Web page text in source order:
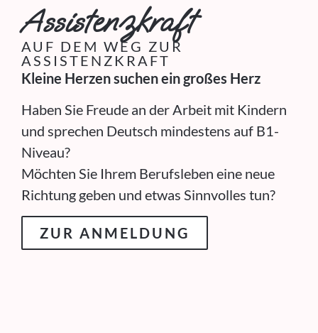
Assistenzkraft
AUF DEM WEG ZUR
ASSISTENZKRAFT
Kleine Herzen suchen ein großes Herz
Haben Sie Freude an der Arbeit mit Kindern
und sprechen Deutsch mindestens auf B1-
Niveau?
Möchten Sie Ihrem Berufsleben eine neue
Richtung geben und etwas Sinnvolles tun?
ZUR ANMELDUNG